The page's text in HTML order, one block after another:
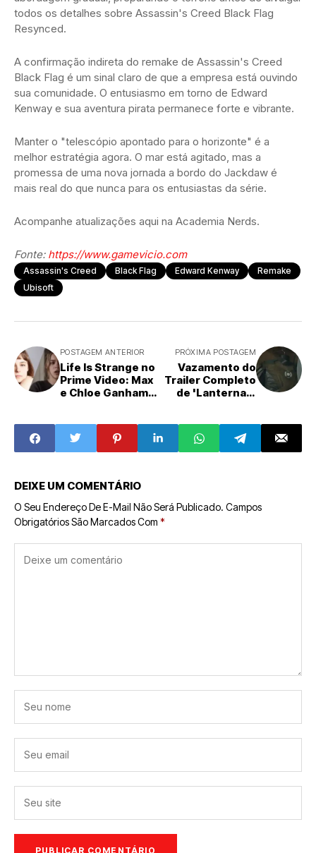
todos os detalhes sobre Assassin's Creed Black Flag
Resynced.
A confirmação indireta do remake de Assassin's Creed
Black Flag é um sinal claro de que a empresa está ouvindo
sua comunidade. O entusiasmo em torno de Edward
Kenway e sua aventura pirata permanece forte e vibrante.
Manter o "telescópio apontado para o horizonte" é a
melhor estratégia agora. O mar está agitado, mas a
promessa de uma nova jornada a bordo do Jackdaw é
mais real do que nunca para os entusiastas da série.
Acompanhe atualizações aqui na Academia Nerds.
Fonte: https://www.gamevicio.com
Assassin's Creed Black Flag Edward Kenway
Remake
Ubisoft
POSTAGEM ANTERIOR
Life Is Strange no
Prime Video: Max
e Chloe Ganham
PRÓXIMA POSTAGEM
Vazamento do
Trailer Completo
de 'Lanternas'
Série na Max
DEIXE UM COMENTÁRIO
O Seu Endereço De E-Mail Não Será Publicado. Campos
Obrigatórios São Marcados Com *